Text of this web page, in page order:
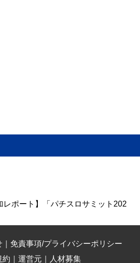
マン」プレス発表会レポート
レポート】「パチスロサミット202
｜ 免責事項/プライバシーポリシー
約 ｜ 運営元 ｜ 人材募集